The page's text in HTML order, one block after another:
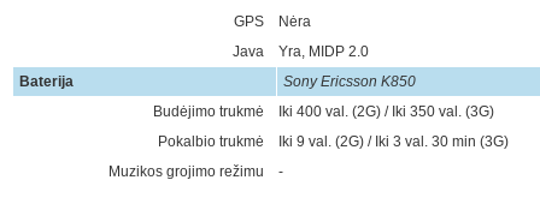
GPS
Nėra
Java
Yra, MIDP 2.0
Baterija
Sony Ericsson K850
Budėjimo trukmė
Iki 400 val. (2G) / Iki 350 val. (3G)
Pokalbio trukmė
Iki 9 val. (2G) / Iki 3 val. 30 min (3G)
Muzikos grojimo režimu
-